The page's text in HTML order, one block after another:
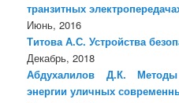
транзитных
Июнь, 2016
Титова А.С. Устройства
Декабрь, 2018
Абдухалилов Д.К. Методы
энергии уличных